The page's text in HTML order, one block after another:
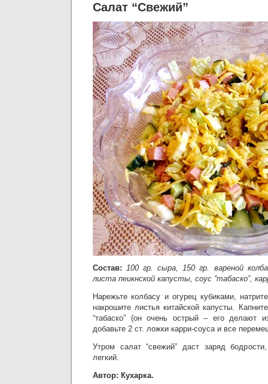
Салат “Свежий”
Состав:100 гр. сыра, 150 гр. вареной
листа пеикнской капусты, соус “табаско”,
Нарежьте колбасу и огурец кубиками,
накрошите листья китайской капусты.
“табаско” (он очень острый – его делают
добавьте 2 ст. ложки карри-соуса и все
Утром салат “свежий” даст заряд
легкий.
Автор: Кухарка.